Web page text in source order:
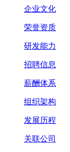
企业文化
荣誉资质
研发能力
招聘信息
薪酬体系
组织架构
发展历程
关联公司